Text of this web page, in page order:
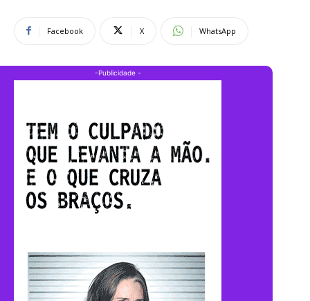
Facebook X WhatsApp
-Publicidade -